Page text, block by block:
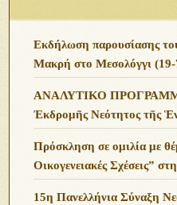
Εκδήλωση παρουσίασης
Μακρή στο Μεσολόγγι
ΑΝΑΛΥΤΙΚΟ ΠΡΟΓΡΑΜΜΑ
Ἐκδρομῆς Νεότητος τῆς
Πρόσκληση σε ομιλία με
Οικογενειακές Σχέσεις”
15η Πανελλήνια Σύναξη